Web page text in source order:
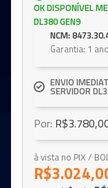
OK DISPONÍVEL
DL380 GEN9
NCM:
Garantia: 1
ENVIO
SERVIDOR
Por:
à vista no PIX /